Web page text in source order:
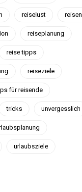
reiselust reisen
reiseplanung
reise tipps
reiseziele
für reisende
tricks unvergesslich
urlaubsziele